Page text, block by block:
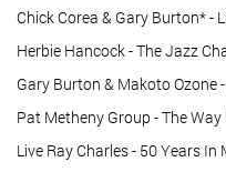
Chick Corea & Gary Burton* -
Herbie Hancock - The Jazz
Gary Burton & Makoto Ozone
Pat Metheny Group - The Way
Live Ray Charles - 50 Years In